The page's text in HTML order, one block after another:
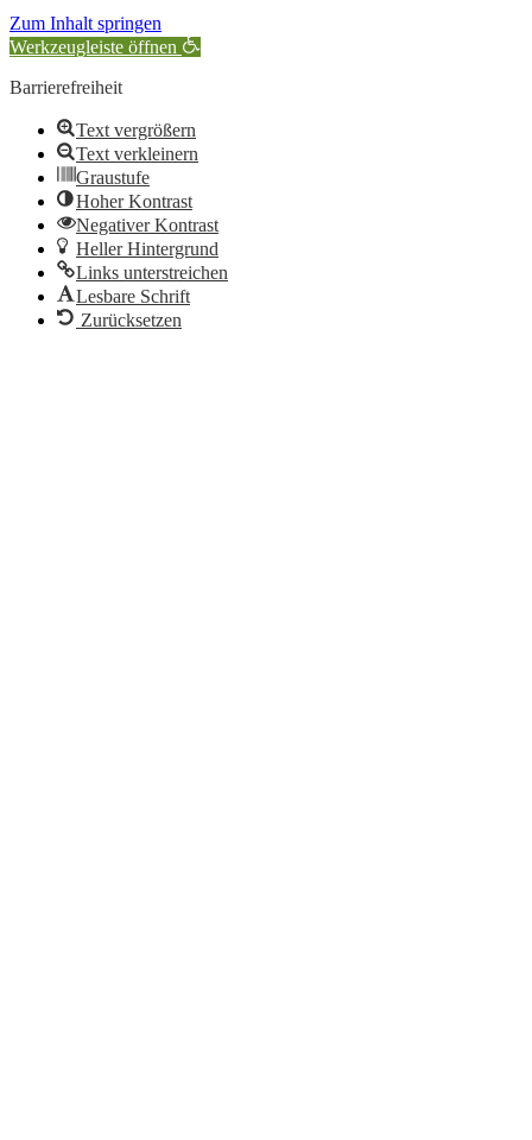
Zum Inhalt springen
Werkzeugleiste öffnen
Barrierefreiheit
Text vergrößern
Text verkleinern
Graustufe
Hoher Kontrast
Negativer Kontrast
Heller Hintergrund
Links unterstreichen
Lesbare Schrift
Zurücksetzen